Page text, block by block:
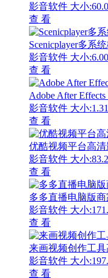
影音软件 大小
查 看
Scenicplayer多系
影音软件 大小
查 看
Adobe After
影音软件 大小
查 看
优酷视频平台高清
影音软件 大小
查 看
多多直播电脑版
影音软件 大小
查 看
来画视频创作工
影音软件 大小
查 看